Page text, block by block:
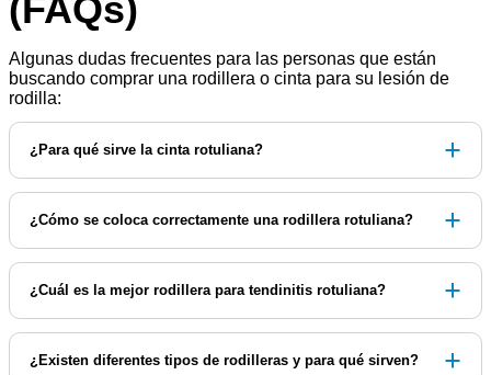
(FAQs)
Algunas dudas frecuentes para las personas que están
buscando comprar una rodillera o cinta para su lesión de
rodilla:
¿Para qué sirve la cinta rotuliana?
¿Cómo se coloca correctamente una rodillera rotuliana?
¿Cuál es la mejor rodillera para tendinitis rotuliana?
¿Existen diferentes tipos de rodilleras y para qué sirven?